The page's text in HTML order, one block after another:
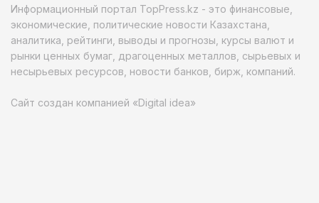
Информационный портал TopPress.kz - это финансовые,
экономические, политические новости Казахстана,
аналитика, рейтинги, выводы и прогнозы, курсы валют и
рынки ценных бумаг, драгоценных металлов, сырьевых и
несырьевых ресурсов, новости банков, бирж, компаний.
Сайт создан компанией «Digital idea»